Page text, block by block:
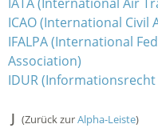
ICAO (International Civil
IFALPA (International
Association)
IDUR
J (Zurück zurAlpha-Leiste)